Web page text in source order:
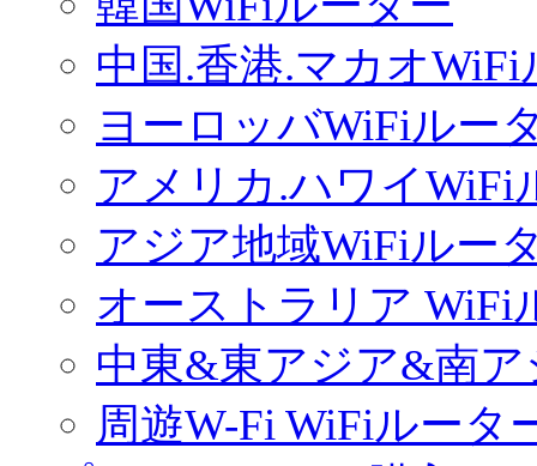
中国.香港.マカオWiFi
ヨーロッバWiFiルー
アメリカ.ハワイWiFi
アジア地域WiFiルー
オーストラリア WiFi
中東&東アジア&南
周遊W-Fi WiFiルータ